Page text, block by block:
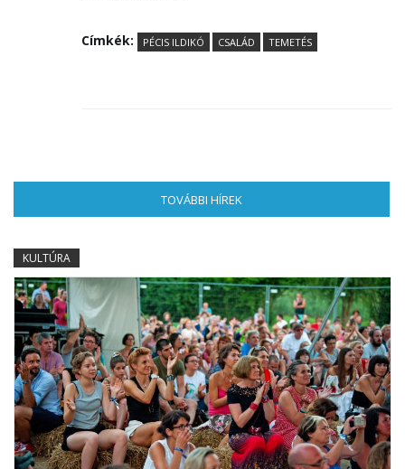
Címkék: PÉCIS ILDIKÓ CSALÁD TEMETÉS
TOVÁBBI HÍREK
KULTÚRA